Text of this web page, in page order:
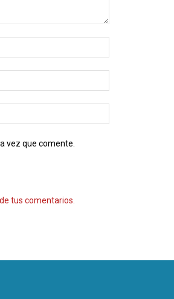
vez que comente.
tus comentarios.